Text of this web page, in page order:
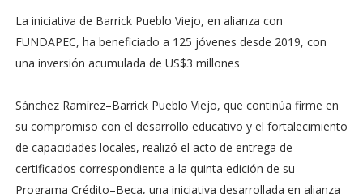
La iniciativa de Barrick Pueblo Viejo, en alianza con
FUNDAPEC, ha beneficiado a 125 jóvenes desde 2019, con
una inversión acumulada de US$3 millones
Sánchez Ramírez–Barrick Pueblo Viejo, que continúa firme en
su compromiso con el desarrollo educativo y el fortalecimiento
de capacidades locales, realizó el acto de entrega de
certificados correspondiente a la quinta edición de su
Programa Crédito–Beca, una iniciativa desarrollada en alianza